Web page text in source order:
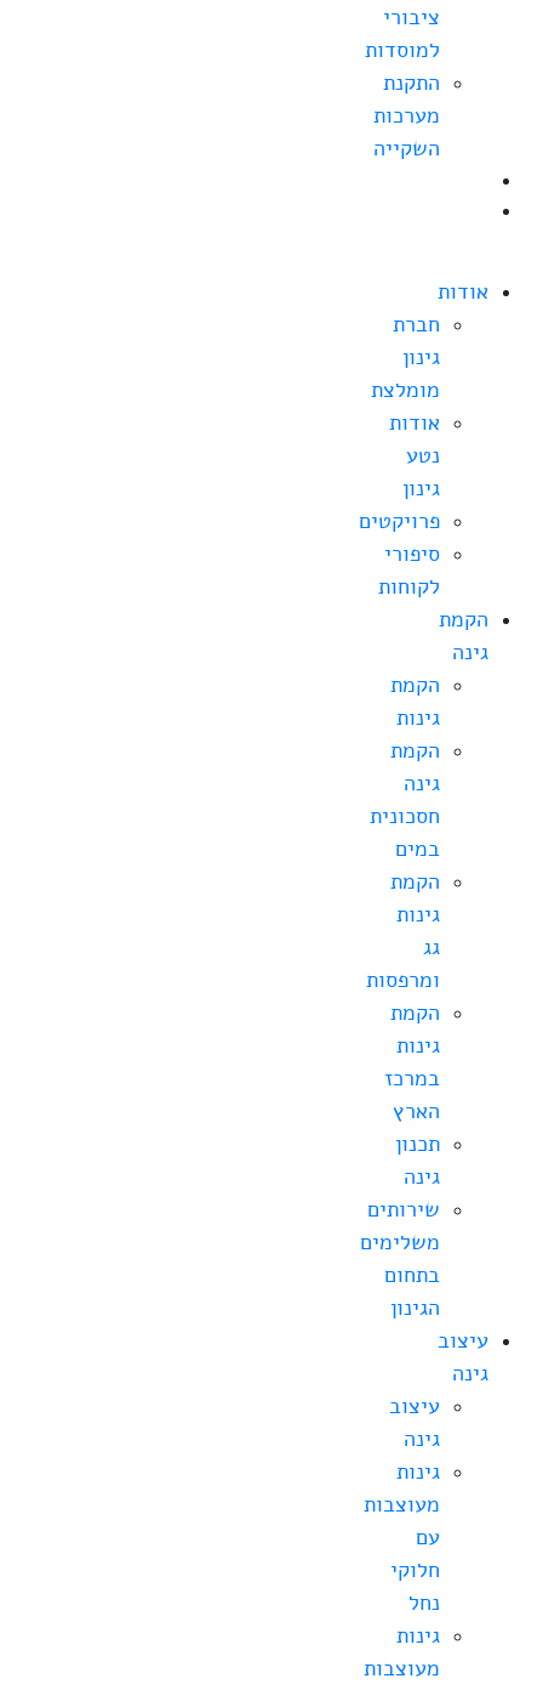
ציבורי
למוסדות
התקנת
מערכות
השקייה
אודות
חברת
גינון
מומלצת
אודות
נטע
גינון
פרויקטים
סיפורי
לקוחות
הקמת
גינה
הקמת
גינות
הקמת
גינה
חסכונית
במים
הקמת
גינות
גג
ומרפסות
הקמת
גינות
במרכז
הארץ
תכנון
גינה
שירותים
משלימים
בתחום
הגינון
עיצוב
גינה
עיצוב
גינה
גינות
מעוצבות
עם
חלוקי
נחל
גינות
מעוצבות